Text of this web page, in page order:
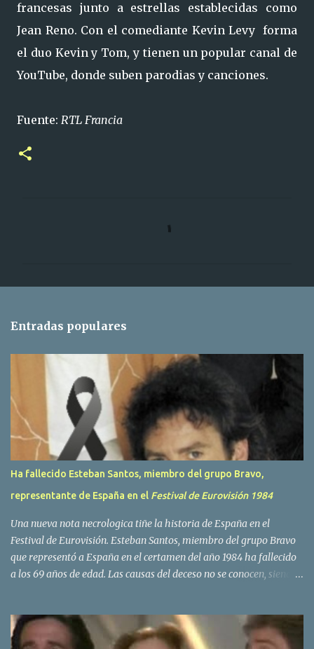
francesas junto a estrellas establecidas como
Jean Reno. Con el comediante Kevin Levy forma
el duo Kevin y Tom, y tienen un popular canal de
YouTube, donde suben parodias y canciones.
Fuente: RTL Francia
r
s
Entradas populares
Ha fallecido Esteban Santos, miembro del grupo Bravo,
representante de España en el Festival de Eurovisión 1984
Una nueva nota necrologica tiñe la historia de España en el
Festival de Eurovisión. Esteban Santos, miembro del grupo Bravo
que representó a España en el certamen del año 1984 ha fallecido
a los 69 años de edad. Las causas del deceso no se conocen, siendo
traves de las redes sociales. Nacido en Tolosa en 1951, durante su
epoca universitaria en la carrera de empresariales conoció al